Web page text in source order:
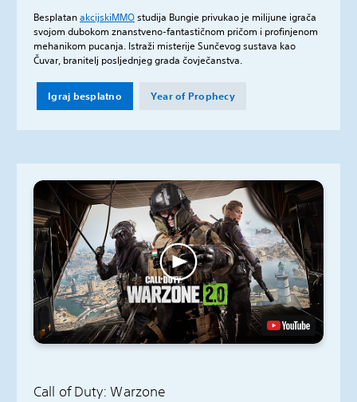
BesplatanakcijskiMMOstudija Bungie privukao je milijune igrača
svojom dubokom znanstveno-fantastičnom pričom i profinjenom
mehanikom pucanja. Istraži misterije Sunčevog sustava kao
Čuvar, branitelj posljednjeg grada čovječanstva.
Igraj besplatno Year of Prophecy
Call of Duty: Warzone